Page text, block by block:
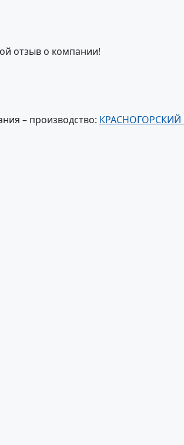
отзыв о компании!
– производство: